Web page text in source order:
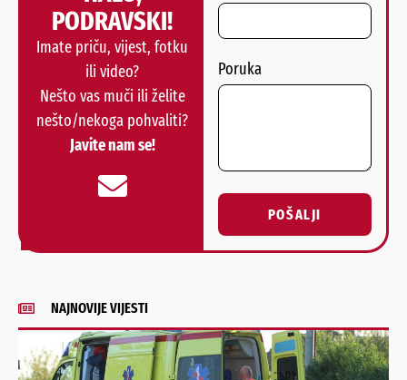
PODRAVSKI!
Imate priču, vijest, fotku
ili video?
Nešto vas muči ili želite
nešto/nekoga pohvaliti?
Javite nam se!
Poruka
POŠALJI
Alternative:
NAJNOVIJE VIJESTI